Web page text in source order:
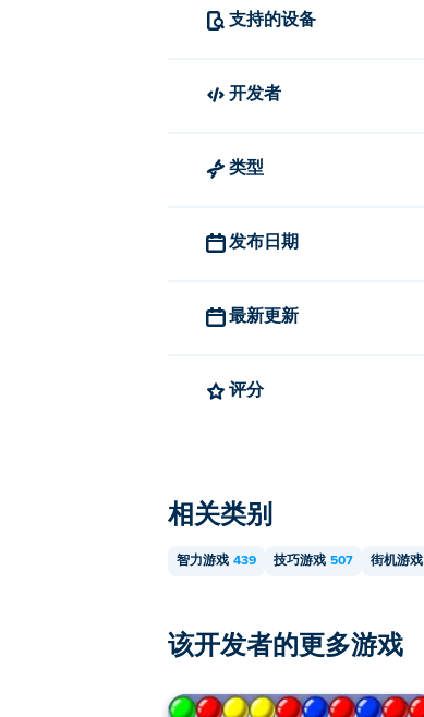
支持的设备
开发者
类型
发布日期
最新更新
评分
相关类别
智力游戏 439 技巧游戏 507 街机游戏
该开发者的更多游戏